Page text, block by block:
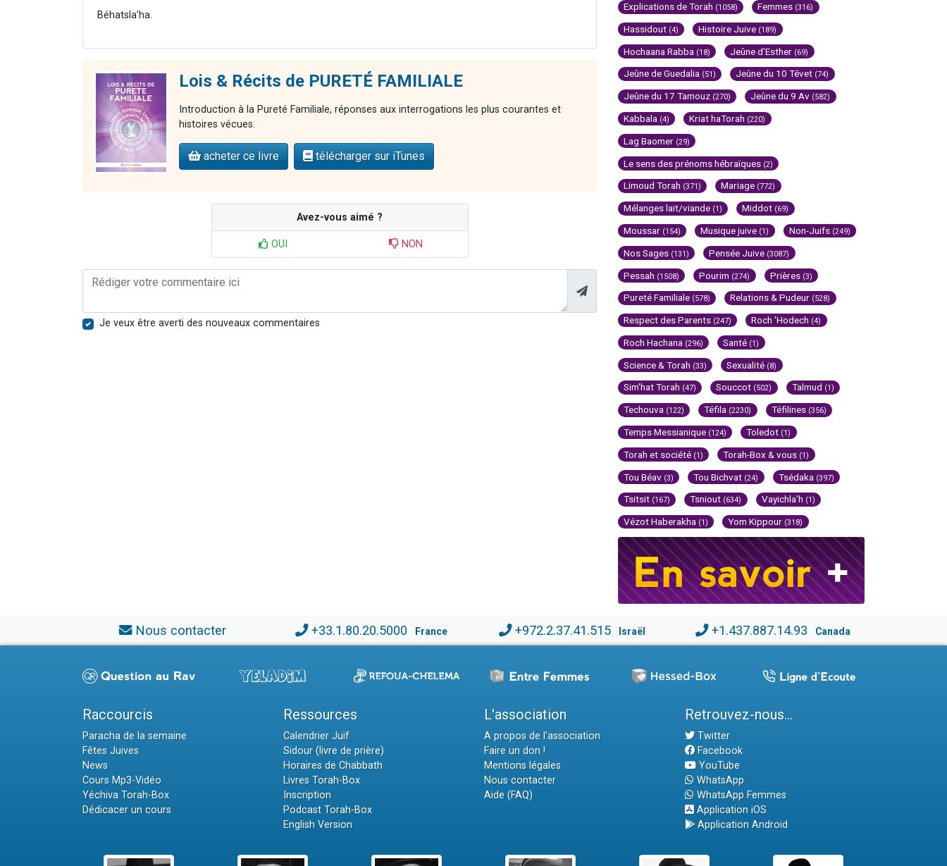
Béhatsla’ha.
Lois & Récits de PURETÉ FAMILIALE
Introduction à la Pureté Familiale, réponses aux interrogations les plus courantes et
histoires vécues.
acheter ce livre télécharger sur iTunes
Avez-vous aimé ?
OUI NON
Je veux être averti des nouveaux commentaires
Explications de Torah (1058) Femmes (316)
Hassidout (4) Histoire Juive (189)
Hochaana Rabba (18) Jeûne d'Esther (69)
Jeûne de Guedalia (51) Jeûne du 10 Tévet (74)
Jeûne du 17 Tamouz (270) Jeûne du 9 Av (582)
Kabbala (4) Kriat haTorah (220)
Lag Baomer (29)
Le sens des prénoms hébraïques (2)
Limoud Torah (371) Mariage (772)
Mélanges lait/viande (1) Middot (69)
Moussar (154) Musique juive (1) Non-Juifs (249)
Nos Sages (131) Pensée Juive (3087)
Pessah (1508) Pourim (274) Prières (3)
Pureté Familiale (578) Relations & Pudeur (528)
Respect des Parents (247) Roch 'Hodech (4)
Roch Hachana (296) Santé (1)
Science & Torah (33) Sexualité (8)
Sim'hat Torah (47) Souccot (502) Talmud (1)
Techouva (122) Téfila (2230) Téfilines (356)
Temps Messianique (124) Toledot (1)
Torah et société (1) Torah-Box & vous (1)
Tou Béav (3) Tou Bichvat (24) Tsédaka (397)
Tsitsit (167) Tsniout (634) Vayichla'h (1)
Vézot Haberakha (1) Yom Kippour (318)
Nous contacter +33.1.80.20.5000 France +972.2.37.41.515 Israël +1.437.887.14.93 Canada
Raccourcis
Paracha de la semaine
Fêtes Juives
News
Cours Mp3-Vidéo
Yéchiva Torah-Box
Dédicacer un cours
Ressources
Calendrier Juif
Sidour (livre de prière)
Horaires de Chabbath
Livres Torah-Box
Inscription
Podcast Torah-Box
English Version
L'association
A propos de l'association
Faire un don !
Mentions légales
Nous contacter
Aide (FAQ)
Retrouvez-nous...
Twitter
Facebook
YouTube
WhatsApp
WhatsApp Femmes
Application iOS
Application Android